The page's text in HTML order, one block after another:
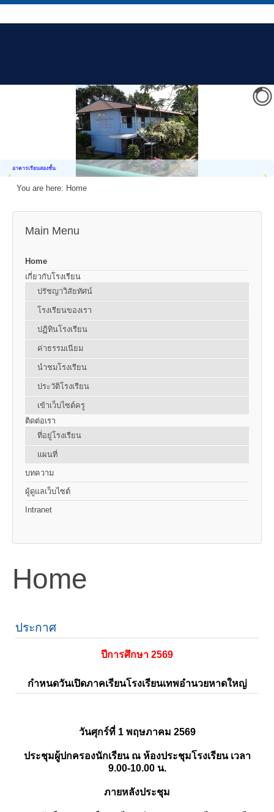
อาคารเรียนสองชั้น
You are here: Home
Main Menu
Home
เกี่ยวกับโรงเรียน
ปรัชญาวิสัยทัศน์
โรงเรียนของเรา
ปฏิทินโรงเรียน
ค่าธรรมเนียม
นำชมโรงเรียน
ประวัติโรงเรียน
เข้าเว็บไซต์ครู
ติดต่อเรา
ที่อยู่โรงเรียน
แผนที่
บทความ
ผู้ดูแลเว็บไซต์
Intranet
Home
ประกาศ
ปีการศึกษา 2569
กำหนดวันเปิดภาคเรียนโรงเรียนเทพอำนวยหาดใหญ่
วันศุกร์ที่ 1 พฤษภาคม 2569
ประชุมผู้ปกครองนักเรียน ณ ห้องประชุมโรงเรียน เวลา
9.00-10.00 น.
ภายหลังประชุม